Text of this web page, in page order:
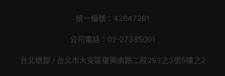
統一編號：42647261
公司電話：02-27385001
台北總部 / 台北市大安區復興南路二段293之3號5樓之2